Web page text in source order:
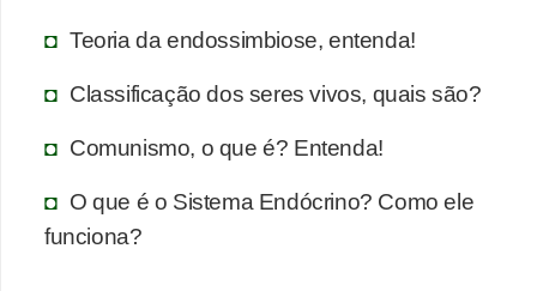
Teoria da endossimbiose, entenda!
Classificação dos seres vivos, quais são?
Comunismo, o que é? Entenda!
O que é o Sistema Endócrino? Como ele
funciona?